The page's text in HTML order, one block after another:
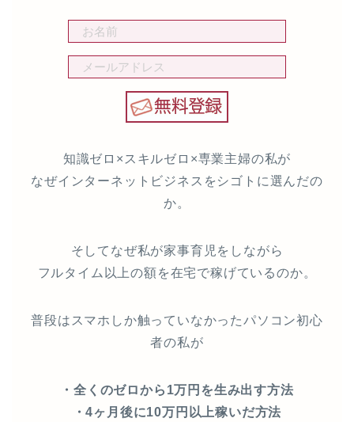
知識ゼロ×スキルゼロ×専業主婦の私が
なぜインターネットビジネスをシゴトに選んだの
か。
そしてなぜ私が家事育児をしながら
フルタイム以上の額を在宅で稼げているのか。
普段はスマホしか触っていなかったパソコン初心
者の私が
・全くのゼロから1万円を生み出す方法
・4ヶ月後に10万円以上稼いだ方法